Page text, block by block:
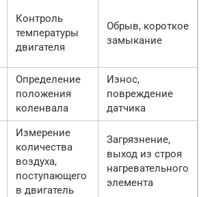
Контроль
температуры
двигателя
Обрыв, короткое
замыкание
Определение
положения
коленвала
Износ,
повреждение
датчика
Измерение
количества
воздуха,
поступающего
в двигатель
Загрязнение,
выход из строя
нагревательного
элемента